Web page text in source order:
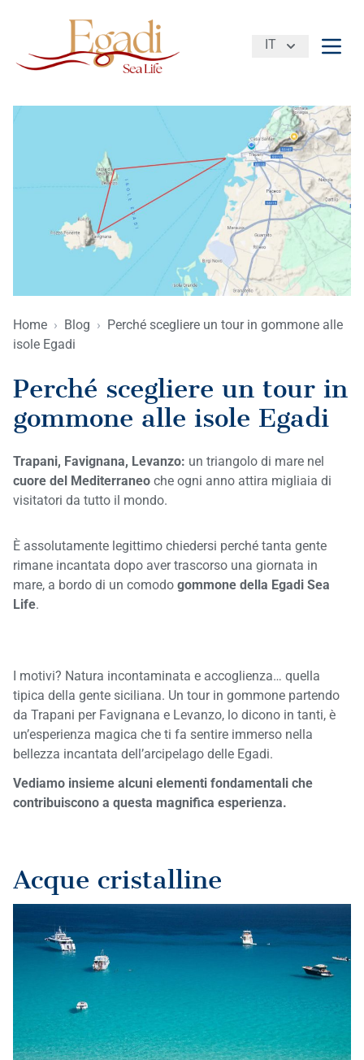
IT
Apri
Home › Blog › Perché scegliere un tour in gommone alle
isole Egadi
Perché scegliere un tour in
gommone alle isole Egadi
Trapani, Favignana, Levanzo: un triangolo di mare nel
cuore del Mediterraneo che ogni anno attira migliaia di
visitatori da tutto il mondo.
È assolutamente legittimo chiedersi perché tanta gente
rimane incantata dopo aver trascorso una giornata in
mare, a bordo di un comodo gommone della Egadi Sea
Life.
I motivi? Natura incontaminata e accoglienza… quella
tipica della gente siciliana. Un tour in gommone partendo
da Trapani per Favignana e Levanzo, lo dicono in tanti, è
un’esperienza magica che ti fa sentire immerso nella
bellezza incantata dell’arcipelago delle Egadi.
Vediamo insieme alcuni elementi fondamentali che
contribuiscono a questa magnifica esperienza.
Acque cristalline